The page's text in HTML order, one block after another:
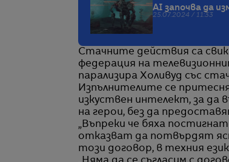
AI започва да
25.07.2024 / 11:33
Стачните действия са
федерация на
парализира Холивуд със
Изпълнителите се
изкуствен интелект, за да
на герои, без да
„Въпреки че бяха
отказват да потвърдят
този договор, в техния